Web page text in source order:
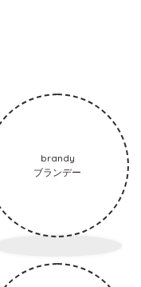
brandy
ブランデー